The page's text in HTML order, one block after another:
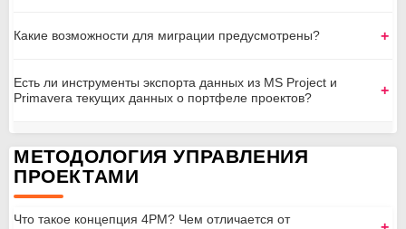
Какие возможности для миграции предусмотрены?
Есть ли инструменты экспорта данных из MS Project и
Primavera текущих данных о портфеле проектов?
МЕТОДОЛОГИЯ УПРАВЛЕНИЯ
ПРОЕКТАМИ
Что такое концепция 4PM? Чем отличается от